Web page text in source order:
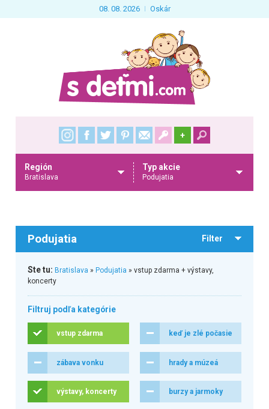
08. 08. 2026 Oskár
+
Región
Bratislava
Typ akcie
Podujatia
Podujatia Filter
Ste tu: Bratislava » Podujatia » vstup zdarma + výstavy,
koncerty
Filtruj podľa kategórie
vstup zdarma keď je zlé počasie
zábava vonku hrady a múzeá
výstavy, koncerty burzy a jarmoky